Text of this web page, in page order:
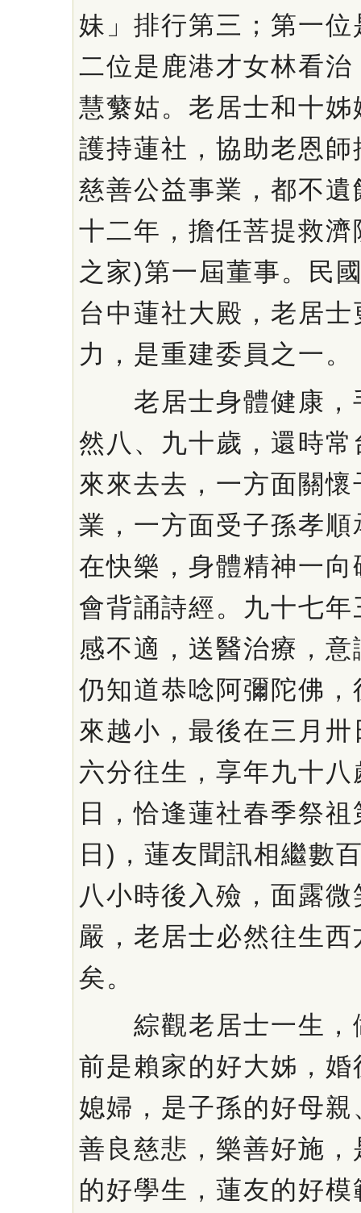
妹」排行第三；第一
二位是鹿港才女林看
慧蘩姑。老居士和十
護持蓮社，協助老恩
慈善公益事業，都不
十二年，擔任菩提救
之家)第一屆董事。民
台中蓮社大殿，老居
力，是重建委員之一。
老居士身體健康，
然八、九十歲，還時
來來去去，一方面關
業，一方面受子孫孝
在快樂，身體精神一
會背誦詩經。九十七
感不適，送醫治療，
仍知道恭唸阿彌陀佛
來越小，最後在三月
六分往生，享年九十
日，恰逢蓮社春季祭
日)，蓮友聞訊相繼數
八小時後入殮，面露
嚴，老居士必然往生
矣。
綜觀老居士一生，
前是賴家的好大姊，
媳婦，是子孫的好母
善良慈悲，樂善好施
的好學生，蓮友的好